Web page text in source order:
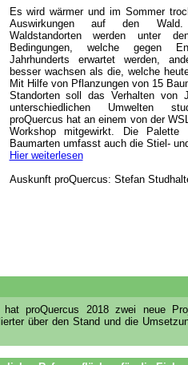
Es wird wärmer und im Sommer
Auswirkungen auf den
Waldstandorten werden unter
Bedingungen, welche gegen
Jahrhunderts erwartet werden,
besser wachsen als die, welche
Mit Hilfe von Pflanzungen von 15
Standorten soll das Verhalten von
unterschiedlichen Umwelten
proQuercus hat an einem von der
Workshop mitgewirkt. Die Palette
Baumarten umfasst auch die Stiel-
Hier weiterlesen
Auskunft proQuercus: Stefan
proQuercus 2018 zwei neue
über den Stand und die